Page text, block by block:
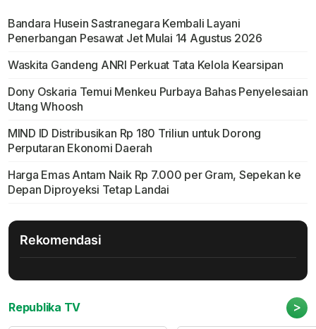
Bandara Husein Sastranegara Kembali Layani
Penerbangan Pesawat Jet Mulai 14 Agustus 2026
Waskita Gandeng ANRI Perkuat Tata Kelola Kearsipan
Dony Oskaria Temui Menkeu Purbaya Bahas Penyelesaian
Utang Whoosh
MIND ID Distribusikan Rp 180 Triliun untuk Dorong
Perputaran Ekonomi Daerah
Harga Emas Antam Naik Rp 7.000 per Gram, Sepekan ke
Depan Diproyeksi Tetap Landai
Rekomendasi
Republika TV >